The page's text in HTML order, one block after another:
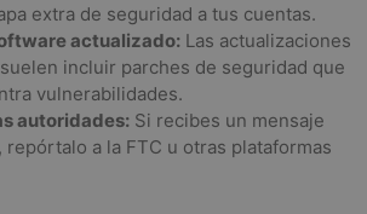
extra de seguridad a tus cuentas.
actualizado: Las actualizaciones
incluir parches de seguridad que
vulnerabilidades.
autoridades: Si recibes un mensaje
repórtalo a la FTC u otras plataformas